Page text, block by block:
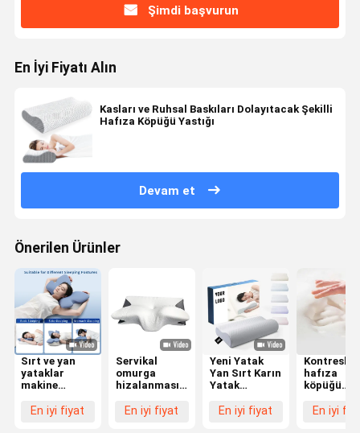
Şimdi başvurun
En İyi Fiyatı Alın
Kasları ve Ruhsal Baskıları Dolayıtacak Şekilli
Hafıza Köpüğü Yastığı
Devam et
Önerilen Ürünler
Sırt ve yan
yataklar
makine
polyester
En iyi fiyat
Servikal
omurga
hizalanması
yastık kontur
En iyi fiyat
Yeni Yatak
Yan Sırt Karın
Yatak
Yastık
En iyi fiyat
Kontresli
hafıza
köpüğü
üstü
En iyi